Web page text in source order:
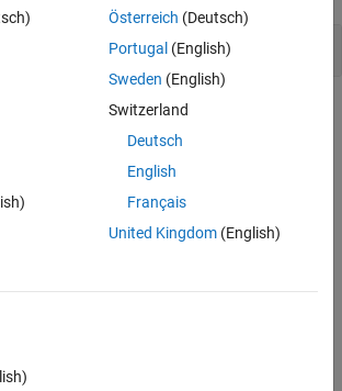
Math
for Aerospace Applications
fundamentals, operations, and aerospace
with Euler angles and rotation matrices.
System Concepts
systems when working with the
Österreich (Deutsch)
Portugal (English)
Sweden (English)
Switzerland
Deutsch
English
Français
United Kingdom(English)